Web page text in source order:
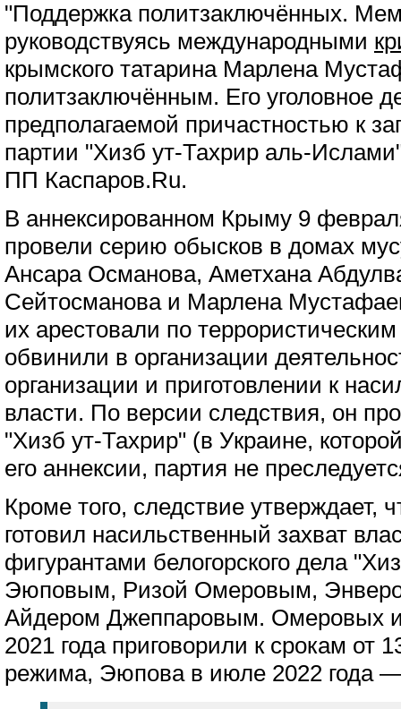
"Поддержка политзаключённых.
руководствуясь международными
крымского татарина Марлена
политзаключённым. Его уголовное
предполагаемой причастностью к
партии "Хизб ут-Тахрир аль-
ПП Каспаров.Ru.
В аннексированном Крыму 9
провели серию обысков в домах
Ансара Османова, Аметхана
Сейтосманова и Марлена
их арестовали по
обвинили в организации
организации и приготовлении к
власти. По версии следствия, он
"Хизб ут-Тахрир" (в Украине,
его аннексии, партия не
Кроме того, следствие утверждает,
готовил насильственный захват
фигурантами белогорского дела
Эюповым, Ризой Омеровым,
Айдером Джеппаровым. Омеровых
2021 года приговорили к срокам от
режима, Эюпова в июле 2022 года —